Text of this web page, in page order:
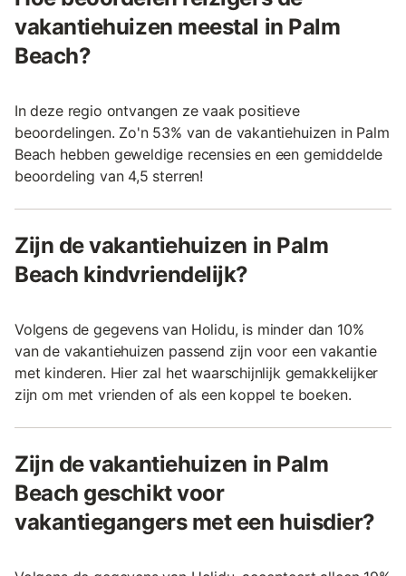
vakantiehuizen meestal in Palm
Beach?
In deze regio ontvangen ze vaak positieve
beoordelingen. Zo'n 53% van de vakantiehuizen in Palm
Beach hebben geweldige recensies en een gemiddelde
beoordeling van 4,5 sterren!
Zijn de vakantiehuizen in Palm
Beach kindvriendelijk?
Volgens de gegevens van Holidu, is minder dan 10%
van de vakantiehuizen passend zijn voor een vakantie
met kinderen. Hier zal het waarschijnlijk gemakkelijker
zijn om met vrienden of als een koppel te boeken.
Zijn de vakantiehuizen in Palm
Beach geschikt voor
vakantiegangers met een huisdier?